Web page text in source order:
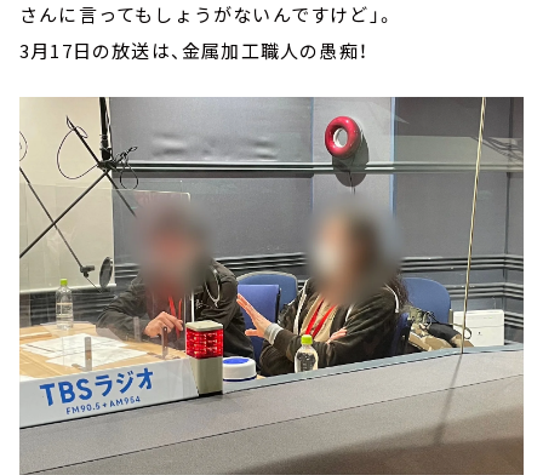
さんに言ってもしょうがないんですけど」。
3月17日の放送は、金属加工職人の愚痴！